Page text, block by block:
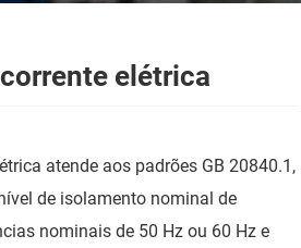
elétrica
atende aos padrões GB 20840.1,
de isolamento nominal de
nominais de 50 Hz ou 60 Hz e